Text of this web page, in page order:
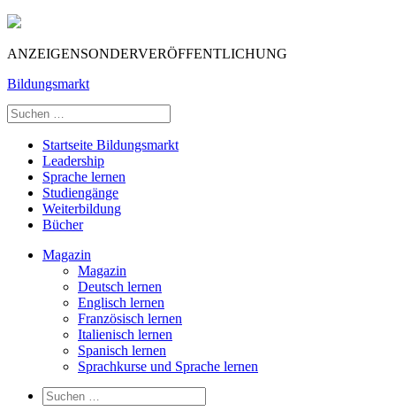
ANZEIGENSONDERVERÖFFENTLICHUNG
Bildungsmarkt
Startseite Bildungsmarkt
Leadership
Sprache lernen
Studiengänge
Weiterbildung
Bücher
Magazin
Magazin
Deutsch lernen
Englisch lernen
Französisch lernen
Italienisch lernen
Spanisch lernen
Sprachkurse und Sprache lernen